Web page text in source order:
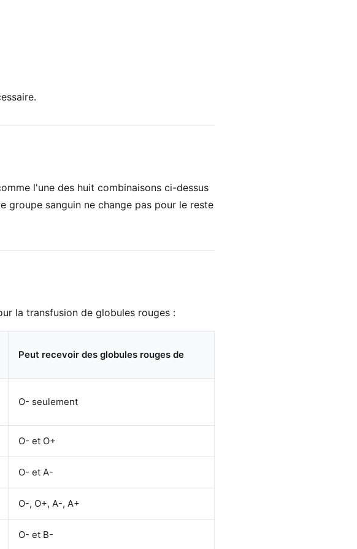
l'une des huit combinaisons ci-dessus
groupe sanguin ne change pas pour le reste
la transfusion de globules rouges :
Peut recevoir des globules rouges de
O- seulement
O- et O+
O- et A-
O-, O+, A-, A+
O- et B-